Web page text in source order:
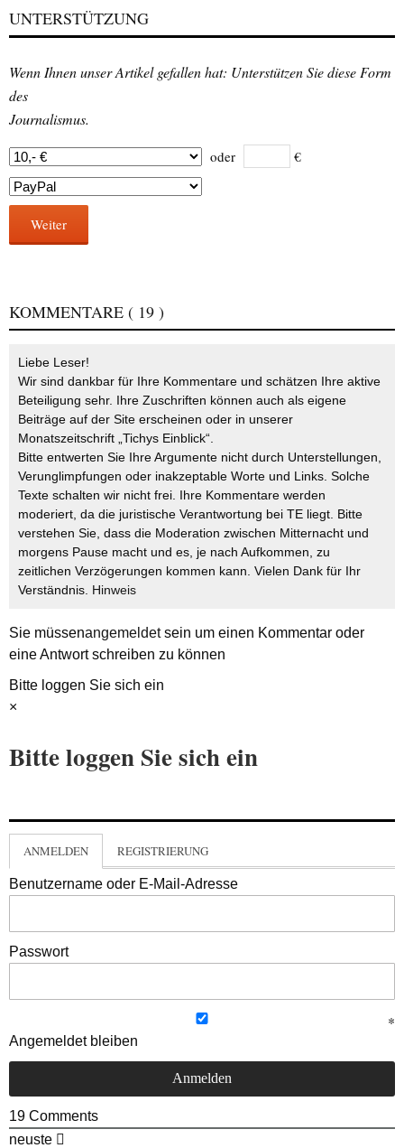
UNTERSTÜTZUNG
Wenn Ihnen unser Artikel gefallen hat: Unterstützen Sie diese Form
des
Journalismus.
oder €
Weiter
KOMMENTARE ( 19 )
Liebe Leser!
Wir sind dankbar für Ihre Kommentare und schätzen Ihre aktive
Beteiligung sehr. Ihre Zuschriften können auch als eigene
Beiträge auf der Site erscheinen oder in unserer
Monatszeitschrift „Tichys Einblick“.
Bitte entwerten Sie Ihre Argumente nicht durch Unterstellungen,
Verunglimpfungen oder inakzeptable Worte und Links. Solche
Texte schalten wir nicht frei. Ihre Kommentare werden
moderiert, da die juristische Verantwortung bei TE liegt. Bitte
verstehen Sie, dass die Moderation zwischen Mitternacht und
morgens Pause macht und es, je nach Aufkommen, zu
zeitlichen Verzögerungen kommen kann. Vielen Dank für Ihr
Verständnis. Hinweis
Sie müssenangemeldetsein um einen Kommentar oder
eine Antwort schreiben zu können
Bitte loggen Sie sich ein
×
Bitte loggen Sie sich ein
ANMELDEN REGISTRIERUNG
Benutzername oder E-Mail-Adresse
Passwort
Angemeldet bleiben
19 Comments
neuste